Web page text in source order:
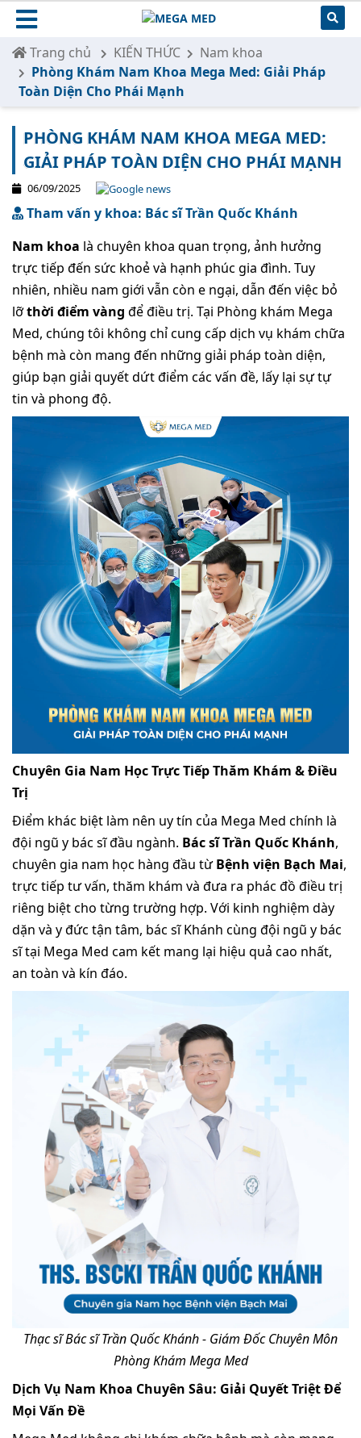
Trang chủ KIẾN THỨC
Nam khoa
Phòng Khám Nam Khoa Mega Med: Giải Pháp
Toàn Diện Cho Phái Mạnh
PHÒNG KHÁM NAM KHOA MEGA MED:
GIẢI PHÁP TOÀN DIỆN CHO PHÁI MẠNH
06/09/2025
Tham vấn y khoa: Bác sĩ Trần Quốc Khánh
Nam khoa là chuyên khoa quan trọng, ảnh hưởng
trực tiếp đến sức khoẻ và hạnh phúc gia đình. Tuy
nhiên, nhiều nam giới vẫn còn e ngại, dẫn đến việc bỏ
lỡthời điểm vàng để điều trị. Tại Phòng khám Mega
Med, chúng tôi không chỉ cung cấp dịch vụ khám chữa
bệnh mà còn mang đến những giải pháp toàn diện,
giúp bạn giải quyết dứt điểm các vấn đề, lấy lại sự tự
tin và phong độ.
Chuyên Gia Nam Học Trực Tiếp Thăm Khám & Điều
Trị
Điểm khác biệt làm nên uy tín của Mega Med chính là
đội ngũ y bác sĩ đầu ngành. Bác sĩ Trần Quốc Khánh,
chuyên gia nam học hàng đầu từBệnh viện Bạch Mai,
trực tiếp tư vấn, thăm khám và đưa ra phác đồ điều trị
riêng biệt cho từng trường hợp. Với kinh nghiệm dày
dặn và y đức tận tâm, bác sĩ Khánh cùng đội ngũ y bác
sĩ tại Mega Med cam kết mang lại hiệu quả cao nhất,
an toàn và kín đáo.
Thạc sĩ Bác sĩ Trần Quốc Khánh - Giám Đốc Chuyên Môn
Phòng Khám Mega Med
Dịch Vụ Nam Khoa Chuyên Sâu: Giải Quyết Triệt Để
Mọi Vấn Đề